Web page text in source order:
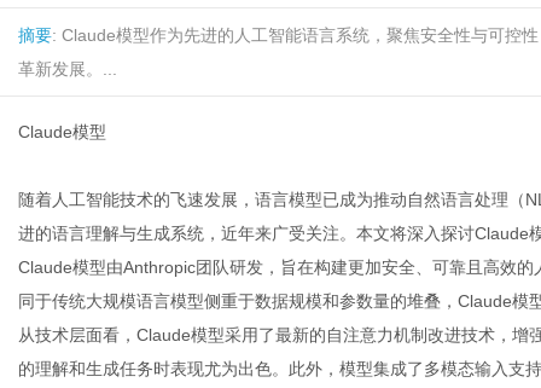
摘要: Claude模型作为先进的人工智能语言系统，聚焦安全性与可控
革新发展。...
Claude模型
随着人工智能技术的飞速发展，语言模型已成为推动自然语言处理（
进的语言理解与生成系统，近年来广受关注。本文将深入探讨
Claude模型由Anthropic团队研发，旨在构建更加安全、可靠且高效的
同于传统大规模语言模型侧重于数据规模和参数量的堆叠，Claude
从技术层面看，Claude模型采用了最新的自注意力机制改进技术，
的理解和生成任务时表现尤为出色。此外，模型集成了多模态输入支